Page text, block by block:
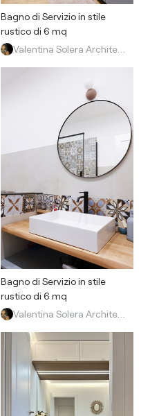
Bagno di Servizio in stile
rustico di 6 mq
Bagno di Servizio in stile
rustico di 6 mq